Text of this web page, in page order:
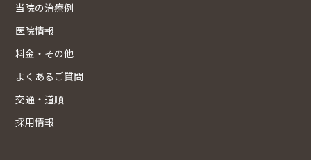
当院の治療例
医院情報
料金・その他
よくあるご質問
交通・道順
採用情報